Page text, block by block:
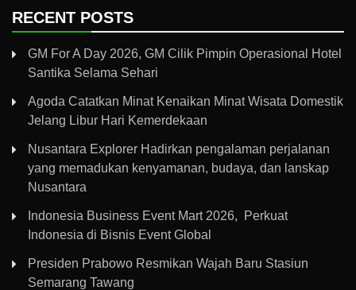
RECENT POSTS
GM For A Day 2026, GM Cilik Pimpin Operasional Hotel
Santika Selama Sehari
Agoda Catatkan Minat Kenaikan Minat Wisata Domestik
Jelang Libur Hari Kemerdekaan
Nusantara Explorer Hadirkan pengalaman perjalanan
yang memadukan kenyamanan, budaya, dan lanskap
Nusantara
Indonesia Business Event Mart 2026, Perkuat
Indonesia di Bisnis Event Global
Presiden Prabowo Resmikan Wajah Baru Stasiun
Semarang Tawang